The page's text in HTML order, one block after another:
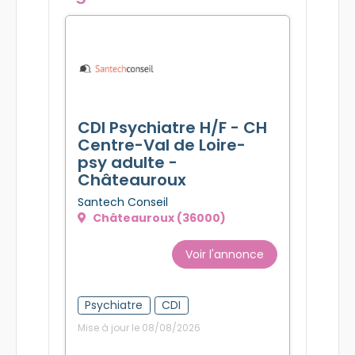
CDI Psychiatre H/F - CH
Centre-Val de Loire-
psy adulte -
Châteauroux
Santech Conseil
Châteauroux (36000)
Voir l'annonce
Psychiatre CDI
Mise à jour le 08/08/2026